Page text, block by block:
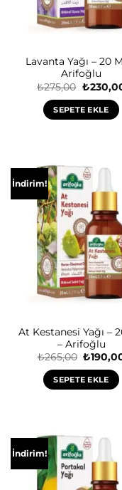
Lavanta Yağı – 20
Arifoğlu
₺275,00 Orijinal
₺275,00.
₺
SEPETE EKLE
İndirim!
At Kestanesi Yağı –
– Arifoğlu
₺265,00 Orijinal
₺265,00.
₺
SEPETE EKLE
İndirim!